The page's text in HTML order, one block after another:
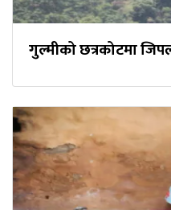
गुल्मीको छत्रकोटमा